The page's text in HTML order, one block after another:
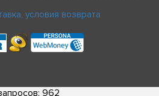
условия возврата
962